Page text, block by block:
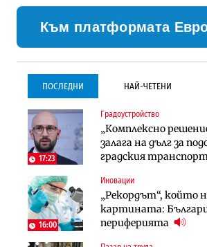
Към платформата
ПОСЛЕДНИ НАЙ-ЧЕТЕНИ
17:23
Градоустройство
„Комплексно
залага на дълг за
градския
16:00
Иновации
„Рекордът“, който
картината:
периферията
Градоустройство
Столична община
изпълнител за
трамвайното трасе
Инфраструктура
Проектирането на
Петрохан ще върви
Инфраструктура
Проектирането на
Петрохан ще върви
екологичните
Компании
„Хювефарма“ подписа
придобиване на